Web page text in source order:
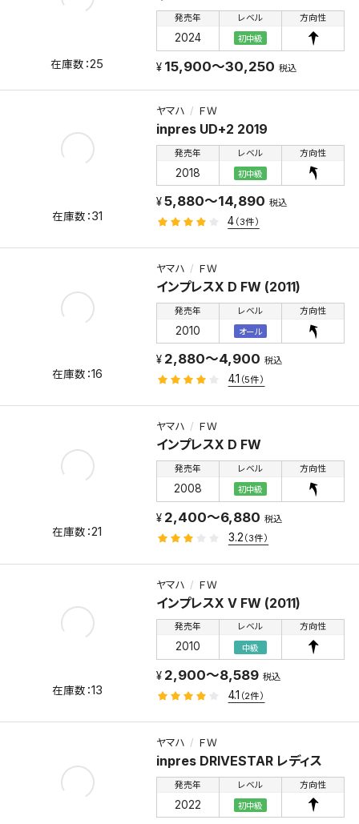
発売年
2024
レベル
初中級
方向性
25 15,900～30,250 税込
ヤマハ ＦＷ
inpres UD+2 2019
発売年
2018
レベル
初中級
方向性
31
5,880～14,890 税込
4 （3件）
ヤマハ ＦＷ
インプレスX D FW (2011)
発売年
2010
レベル
オール
方向性
16
2,880～4,900 税込
4.1 （5件）
ヤマハ ＦＷ
インプレスX D FW
発売年
2008
レベル
初中級
方向性
21
2,400～6,880 税込
3.2 （3件）
ヤマハ ＦＷ
インプレスX V FW (2011)
発売年
2010
レベル
中級
方向性
13
2,900～8,589 税込
4.1 （2件）
ヤマハ ＦＷ
inpres DRIVESTAR レディス
発売年
2022
レベル
初中級
方向性